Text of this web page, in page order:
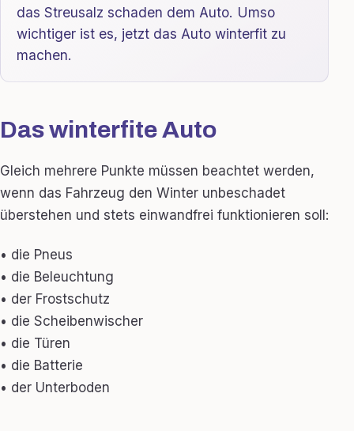
das Streusalz schaden dem Auto. Umso
wichtiger ist es, jetzt das Auto winterfit zu
machen.
Das winterfite Auto
Gleich mehrere Punkte müssen beachtet werden,
wenn das Fahrzeug den Winter unbeschadet
überstehen und stets einwandfrei funktionieren soll:
• die Pneus
• die Beleuchtung
• der Frostschutz
• die Scheibenwischer
• die Türen
• die Batterie
• der Unterboden